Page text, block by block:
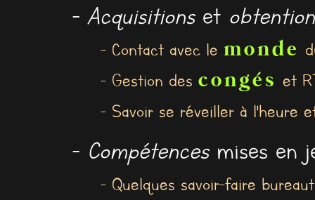
- Acquisitionset
- Contact avec le monde
- Gestion des congés et
- Savoir se réveiller à l'heure
- Compétencesmises en
- Quelques savoir-faire